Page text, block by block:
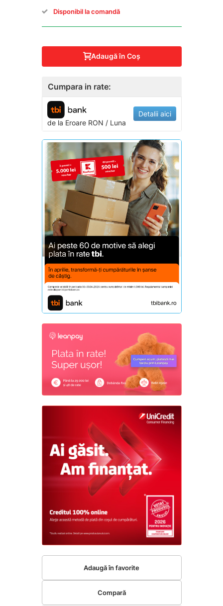
Disponibil la comandă
Adaugă în Coş
Cumpara in rate:
de la EroareRON / Luna
Detalii aici
Adaugă în favorite
Compară